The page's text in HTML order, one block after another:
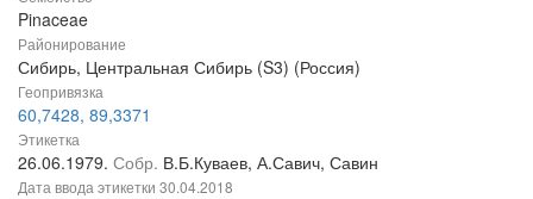
Pinaceae
Районирование
Сибирь, Центральная Сибирь (S3) (Россия)
Геопривязка
60,7428, 89,3371
Этикетка
26.06.1979. Собр. В.Б.Куваев, А.Савич, Савин
Дата ввода этикетки 30.04.2018